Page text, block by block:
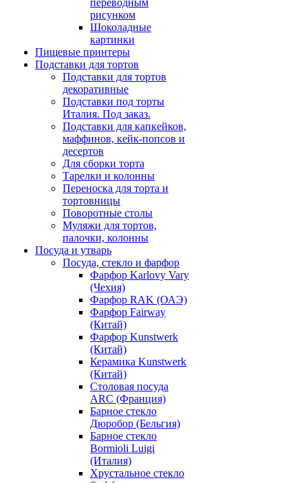
рисунком
Шоколадные
картинки
Пищевые принтеры
Подставки для тортов
Подставки для тортов
декоративные
Подставки под торты
Италия. Под заказ.
Подставки для капкейков,
маффинов, кейк-попсов и
десертов
Для сборки торта
Тарелки и колонны
Переноска для торта и
тортовницы
Поворотные столы
Муляжи для тортов,
палочки, колонны
Посуда и утварь
Посуда, стекло и фарфор
Фарфор Karlovy Vary
(Чехия)
Фарфор RAK (ОАЭ)
Фарфор Fairway
(Китай)
Фарфор Kunstwerk
(Китай)
Керамика Kunstwerk
(Китай)
Столовая посуда
ARC (Франция)
Барное стекло
Дюробор (Бельгия)
Барное стекло
Bormioli Luigi
(Италия)
Хрустальное стекло